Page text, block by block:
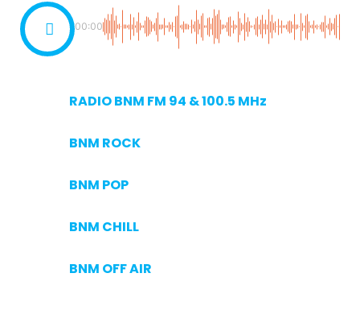
00:00
RADIO BNM FM 94 & 100.5 MHz
BNM ROCK
BNM POP
BNM CHILL
BNM OFF AIR